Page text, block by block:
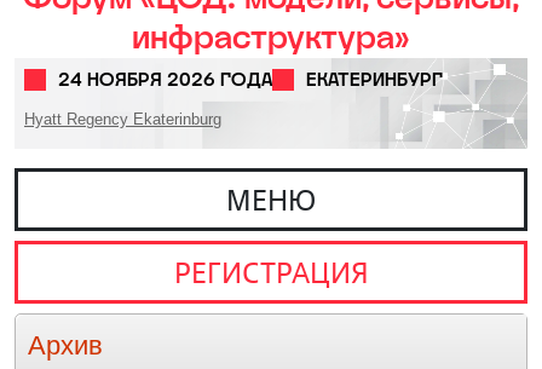
инфраструктура»
24 НОЯБРЯ 2026 ГОДА ЕКАТЕРИНБУРГ
Hyatt Regency Ekaterinburg
МЕНЮ
РЕГИСТРАЦИЯ
Архив